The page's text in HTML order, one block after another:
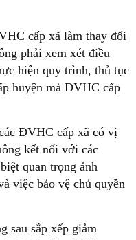
cấp xã làm thay đổi
phải xem xét điều
hiện quy trình, thủ tục
huyện mà ĐVHC cấp
ĐVHC cấp xã có vị
kết nối với các
quan trọng ảnh
việc bảo vệ chủ quyền
sau sắp xếp giảm